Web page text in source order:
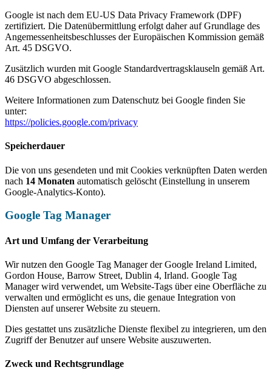
Google ist nach dem EU-US Data Privacy Framework (DPF)
zertifiziert. Die Datenübermittlung erfolgt daher auf Grundlage des
Angemessenheitsbeschlusses der Europäischen Kommission gemäß
Art. 45 DSGVO.
Zusätzlich wurden mit Google Standardvertragsklauseln gemäß Art.
46 DSGVO abgeschlossen.
Weitere Informationen zum Datenschutz bei Google finden Sie
unter:
https://policies.google.com/privacy
Speicherdauer
Die von uns gesendeten und mit Cookies verknüpften Daten werden
nach 14 Monaten automatisch gelöscht (Einstellung in unserem
Google-Analytics-Konto).
Google Tag Manager
Art und Umfang der Verarbeitung
Wir nutzen den Google Tag Manager der Google Ireland Limited,
Gordon House, Barrow Street, Dublin 4, Irland. Google Tag
Manager wird verwendet, um Website-Tags über eine Oberfläche zu
verwalten und ermöglicht es uns, die genaue Integration von
Diensten auf unserer Website zu steuern.
Dies gestattet uns zusätzliche Dienste flexibel zu integrieren, um den
Zugriff der Benutzer auf unsere Website auszuwerten.
Zweck und Rechtsgrundlage